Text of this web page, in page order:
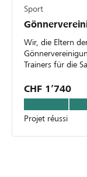
Sport
Wir, die Eltern
Trainers für die
CHF 1’740
Projet réussi